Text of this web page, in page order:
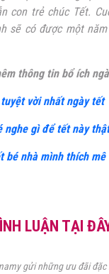
con trẻ chúc Tết.
sẽ có được một
thông tin bổ ích
vời nhất ngày tết
nghe gì để tết này
bé nhà mình thích mê
LUẬN TẠI
gửi những ưu đãi